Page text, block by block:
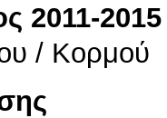
2011-2015
/ Κορμού